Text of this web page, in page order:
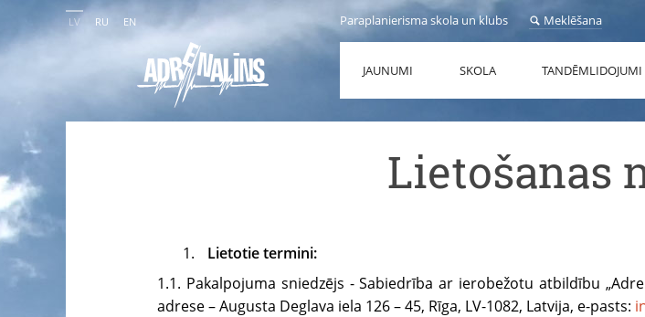
LV RU EN Paraplanierisma skola un klubs Meklēšana
JAUNUMI SKOLA TANDĒMLIDOJUMI
Lietošanas
Lietotie termini:
1.1. Pakalpojuma sniedzējs - Sabiedrība ar ierobežotu atbildību
adrese – Augusta Deglava iela 126 – 45, Rīga, LV-1082, Latvija, e-pasts: